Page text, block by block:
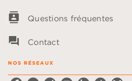
contacts Questions fréquentes
question_answer Contact
NOS RÉSEAUX